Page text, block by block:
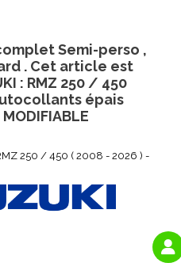
250 / 450 ( 2008 - 2026 ) -
Semi-perso ,
. Cet article est
: RMZ 250 / 450
épais